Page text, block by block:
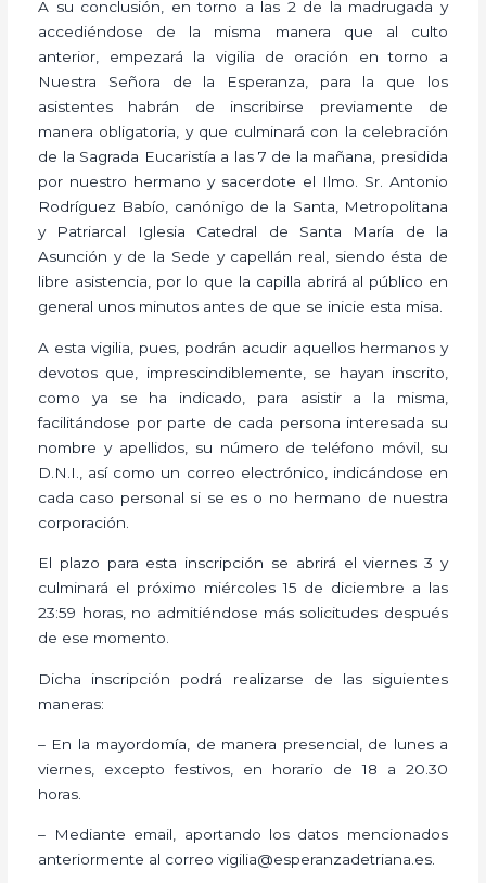
A su conclusión, en torno a las 2 de la madrugada y
accediéndose de la misma manera que al culto
anterior, empezará la vigilia de oración en torno a
Nuestra Señora de la Esperanza, para la que los
asistentes habrán de inscribirse previamente de
manera obligatoria, y que culminará con la celebración
de la Sagrada Eucaristía a las 7 de la mañana, presidida
por nuestro hermano y sacerdote el Ilmo. Sr. Antonio
Rodríguez Babío, canónigo de la Santa, Metropolitana
y Patriarcal Iglesia Catedral de Santa María de la
Asunción y de la Sede y capellán real, siendo ésta de
libre asistencia, por lo que la capilla abrirá al público en
general unos minutos antes de que se inicie esta misa.
A esta vigilia, pues, podrán acudir aquellos hermanos y
devotos que, imprescindiblemente, se hayan inscrito,
como ya se ha indicado, para asistir a la misma,
facilitándose por parte de cada persona interesada su
nombre y apellidos, su número de teléfono móvil, su
D.N.I., así como un correo electrónico, indicándose en
cada caso personal si se es o no hermano de nuestra
corporación.
El plazo para esta inscripción se abrirá el viernes 3 y
culminará el próximo miércoles 15 de diciembre a las
23:59 horas, no admitiéndose más solicitudes después
de ese momento.
Dicha inscripción podrá realizarse de las siguientes
maneras:
– En la mayordomía, de manera presencial, de lunes a
viernes, excepto festivos, en horario de 18 a 20.30
horas.
– Mediante email, aportando los datos mencionados
anteriormente al correo vigilia@esperanzadetriana.es.